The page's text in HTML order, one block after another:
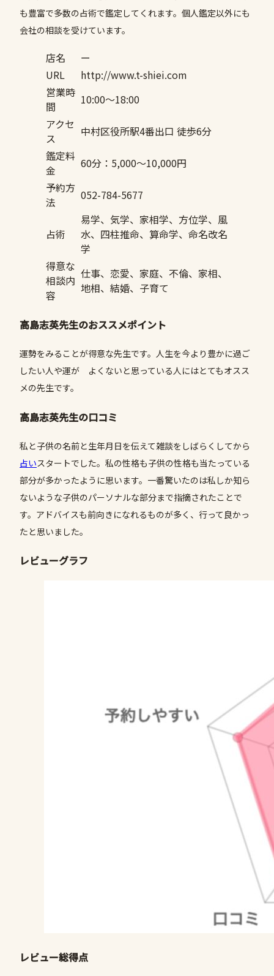
も豊富で多数の占術で鑑定してくれます。個人鑑定以外にも
会社の相談を受けています。
店名
ー
URL
http://www.t-shiei.com
営業時
間
10:00〜18:00
アクセ
ス
中村区役所駅4番出口 徒歩6分
鑑定料
金
60分：5,000〜10,000円
予約方
法
052-784-5677
占術
易学、気学、家相学、方位学、風
水、四柱推命、算命学、命名改名
学
得意な
相談内
容
仕事、恋愛、家庭、不倫、家相、
地相、結婚、子育て
高島志英先生のおススメポイント
運勢をみることが得意な先生です。人生を今より豊かに過ご
したい人や運が よくないと思っている人にはとてもオスス
メの先生です。
高島志英先生の口コミ
私と子供の名前と生年月日を伝えて雑談をしばらくしてから
占いスタートでした。私の性格も子供の性格も当たっている
部分が多かったように思います。一番驚いたのは私しか知ら
ないような子供のパーソナルな部分まで指摘されたことで
す。アドバイスも前向きになれるものが多く、行って良かっ
たと思いました。
レビューグラフ
レビュー総得点